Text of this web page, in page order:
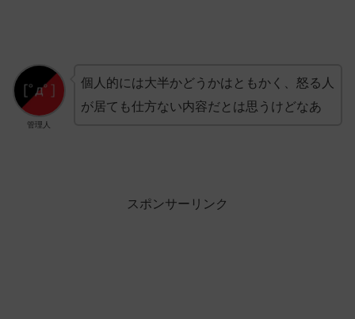
管理人
個人的には大半かどうかはともかく、怒る人
が居ても仕方ない内容だとは思うけどなあ
スポンサーリンク